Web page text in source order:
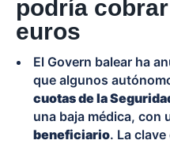
podría
euros
El Govern balear ha
que algunos
cuotas de la
una baja médica, con
beneficiario. La